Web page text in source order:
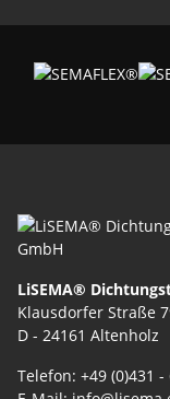
LiSEMA®
Klausdorfer Straße
D - 24161 Altenholz
Telefon: +49 (0)431 -